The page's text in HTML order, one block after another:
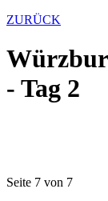
ZURÜCK
- Tag 2
Seite 7 von 7